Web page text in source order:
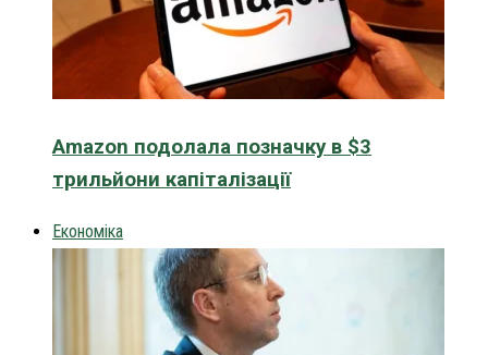
Amazon подолала позначку в $3
трильйони капіталізації
Економіка